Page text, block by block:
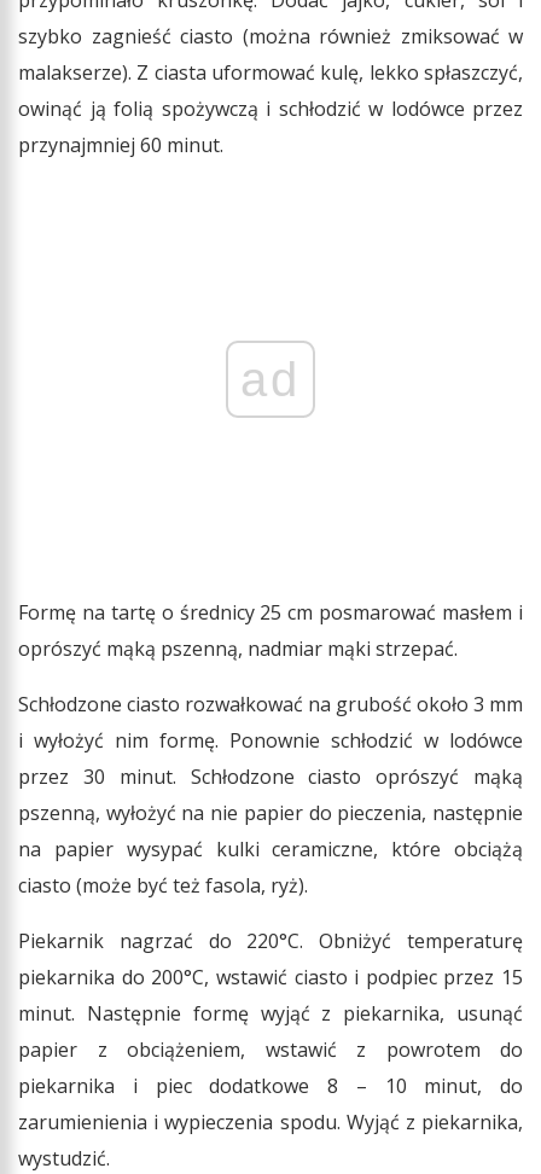
szybko zagnieść ciasto (można również zmiksować w
malakserze). Z ciasta uformować kulę, lekko spłaszczyć,
owinąć ją folią spożywczą i schłodzić w lodówce przez
przynajmniej 60 minut.
ad
Formę na tartę o średnicy 25 cm posmarować masłem i
oprószyć mąką pszenną, nadmiar mąki strzepać.
Schłodzone ciasto rozwałkować na grubość około 3 mm
i wyłożyć nim formę. Ponownie schłodzić w lodówce
przez 30 minut. Schłodzone ciasto oprószyć mąką
pszenną, wyłożyć na nie papier do pieczenia, następnie
na papier wysypać kulki ceramiczne, które obciążą
ciasto (może być też fasola, ryż).
Piekarnik nagrzać do 220°C. Obniżyć temperaturę
piekarnika do 200°C, wstawić ciasto i podpiec przez 15
minut. Następnie formę wyjąć z piekarnika, usunąć
papier z obciążeniem, wstawić z powrotem do
piekarnika i piec dodatkowe 8 – 10 minut, do
zarumienienia i wypieczenia spodu. Wyjąć z piekarnika,
wystudzić.